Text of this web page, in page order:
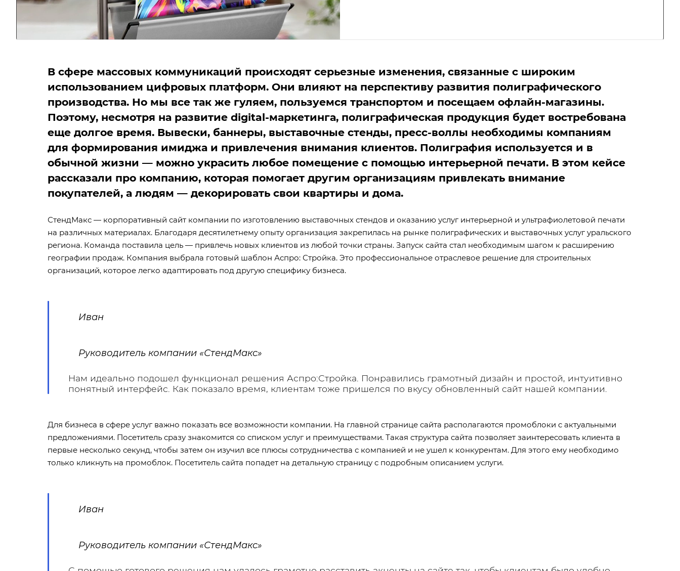
В сфере массовых коммуникаций происходят серьезные изменения, связанные с широким
использованием цифровых платформ. Они влияют на перспективу развития полиграфического
производства. Но мы все так же гуляем, пользуемся транспортом и посещаем офлайн-магазины.
Поэтому, несмотря на развитие digital-маркетинга, полиграфическая продукция будет востребована
еще долгое время. Вывески, баннеры, выставочные стенды, пресс-воллы необходимы компаниям
для формирования имиджа и привлечения внимания клиентов. Полиграфия используется и в
обычной жизни — можно украсить любое помещение с помощью интерьерной печати. В этом кейсе
рассказали про компанию, которая помогает другим организациям привлекать внимание
покупателей, а людям — декорировать свои квартиры и дома.
СтендМакс — корпоративный сайт компании по изготовлению выставочных стендов и оказанию услуг интерьерной и ультрафиолетовой печати
на различных материалах. Благодаря десятилетнему опыту организация закрепилась на рынке полиграфических и выставочных услуг уральского
региона. Команда поставила цель — привлечь новых клиентов из любой точки страны. Запуск сайта стал необходимым шагом к расширению
географии продаж. Компания выбрала готовый шаблон Аспро: Стройка. Это профессиональное отраслевое решение для строительных
организаций, которое легко адаптировать под другую специфику бизнеса.
Иван
Руководитель компании «СтендМакс»
Нам идеально подошел функционал решения Аспро:Стройка. Понравились грамотный дизайн и простой, интуитивно
понятный интерфейс. Как показало время, клиентам тоже пришелся по вкусу обновленный сайт нашей компании.
Для бизнеса в сфере услуг важно показать все возможности компании. На главной странице сайта располагаются промоблоки с актуальными
предложениями. Посетитель сразу знакомится со списком услуг и преимуществами. Такая структура сайта позволяет заинтересовать клиента в
первые несколько секунд, чтобы затем он изучил все плюсы сотрудничества с компанией и не ушел к конкурентам. Для этого ему необходимо
только кликнуть на промоблок. Посетитель сайта попадет на детальную страницу с подробным описанием услуги.
Иван
Руководитель компании «СтендМакс»